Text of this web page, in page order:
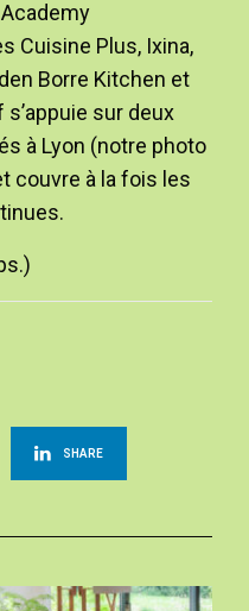
Cuisine Plus, Ixina,
Borre Kitchen et
sur deux
à Lyon (notre photo
couvre à la fois les
SHARE